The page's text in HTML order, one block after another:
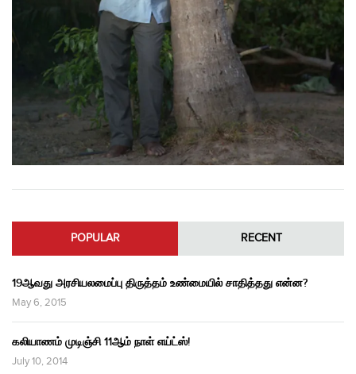
POPULAR RECENT
19ஆவது அரசியலமைப்பு திருத்தம் உண்மையில் சாதித்தது என்ன?
May 6, 2015
கலியாணம் முடிஞ்சி 11ஆம் நாள் எய்ட்ஸ்!
July 10, 2014